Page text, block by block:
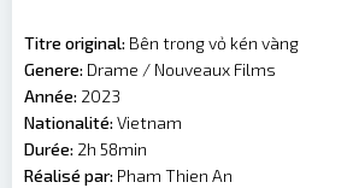
Titre original: Bên trong vỏ kén vàng
Genere: Drame / Nouveaux Films‎
Année: 2023
Nationalité: Vietnam
Durée: 2h 58min
Réalisé par: Pham Thien An